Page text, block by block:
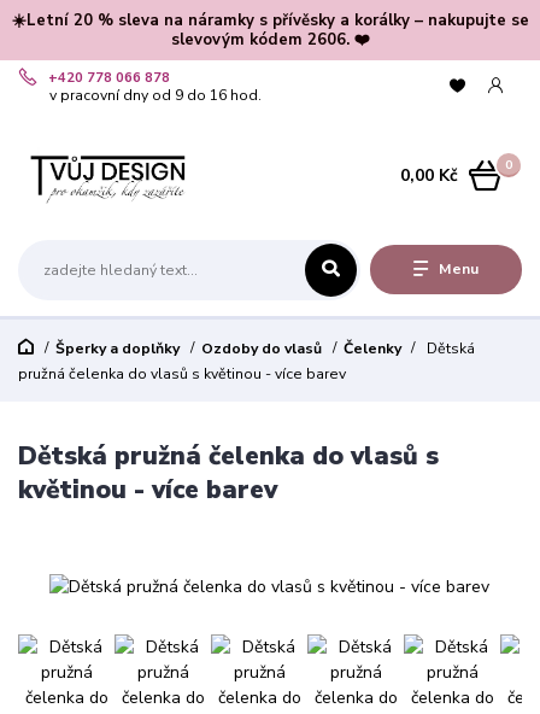
☀️Letní 20 % sleva na náramky s přívěsky a korálky – nakupujte se
slevovým kódem 2606. ❤️
Menu
+420 778 066 878
v pracovní dny od 9 do 16 hod.
0
0,00 Kč
Šperky a doplňky Ozdoby do vlasů Čelenky
Dětská
pružná čelenka do vlasů s květinou - více barev
Dětská pružná čelenka do vlasů s
květinou - více barev